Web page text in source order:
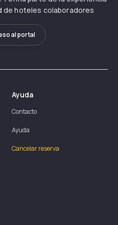
de hoteles colaboradores
al portal
Ayuda
Contacto
Ayuda
Cancelar reserva